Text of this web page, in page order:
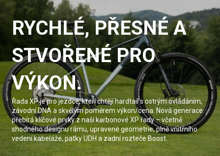
RYCHLÉ, PŘESNÉ A
STVOŘENÉ PRO
VÝKON.
Řada XP je pro jezdce, kteří chtějí hardtail s ostrým ovládáním,
závodní DNA a skvělým poměrem výkon/cena. Nová generace
přebírá klíčové prvky z naší karbonové XP řady – včetně
shodného designu rámu, upravené geometrie, plně vnitřního
vedení kabeláže, patky UDH a zadní rozteče Boost.